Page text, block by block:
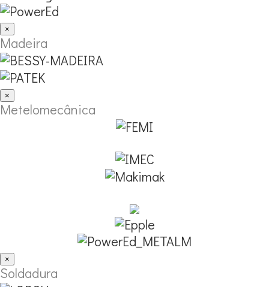
×
Madeira
×
Metelomecânica
×
Soldadura